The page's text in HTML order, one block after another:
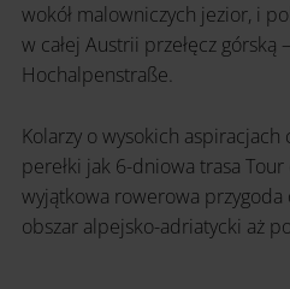
wokół malowniczych jezior, i
w całej Austrii przełęcz górską
Hochalpenstraße.
Kolarzy o wysokich aspiracjach
perełki jak 6-dniowa trasa
wyjątkowa rowerowa
obszar alpejsko-adriatycki aż